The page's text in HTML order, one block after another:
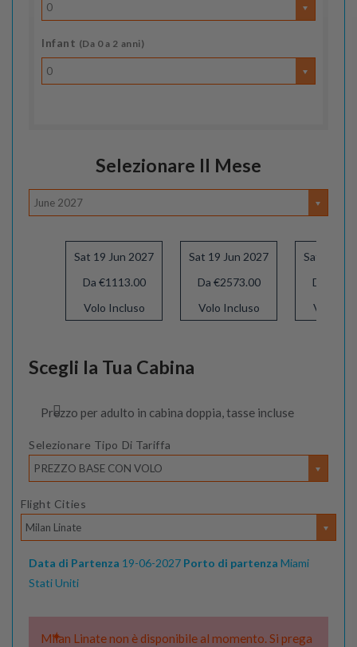
0
Infant (Da 0 a 2 anni)
0
Selezionare Il Mese
June 2027
Sat 19 Jun 2027
Da €1113.00
Volo Incluso
Sat 19 Jun 2027
Da €2573.00
Volo Incluso
Sat 26
Da
Volo
Scegli la Tua Cabina
Prezzo per adulto in cabina doppia, tasse incluse
Selezionare Tipo Di Tariffa
PREZZO BASE CON VOLO
Flight Cities
Milan Linate
Data di Partenza 19-06-2027 Porto di partenza Miami
Stati Uniti
Milan Linate non è disponibile al momento. Si prega